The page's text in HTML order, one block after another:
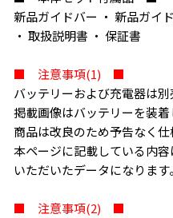
新品ガイドバー ・ 新品ガイ
・ 取扱説明書 ・ 保証書
■ 注意事項(1) ■
バッテリーおよび充電器は別
掲載画像はバッテリーを装着
商品は改良のため予告なく仕
本ページに記載している内
いただいたデータになります。
■ 注意事項(2) ■